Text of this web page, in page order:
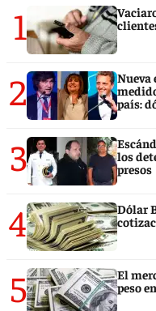
1
2
Nueva
país:
3
los
presos
4
Dólar
5
El
peso